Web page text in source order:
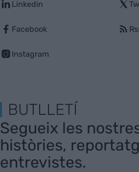
Linkedin
Facebook
Instagram
BUTLLETÍ
Segueix les
històries,
entrevistes.